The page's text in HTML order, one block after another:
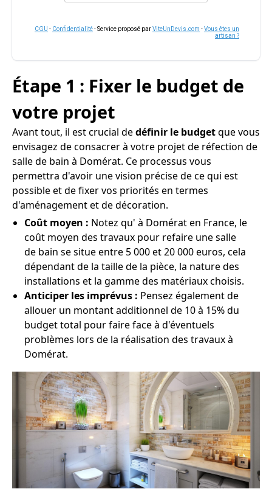
CGU - Confidentialité- Service proposé parViteUnDevis.com -Vous êtes un
artisan ?
Étape 1 : Fixer le budget de
votre projet
Avant tout, il est crucial dedéfinir le budgetque vous
envisagez de consacrer à votre projet de réfection de
salle de bain à Domérat. Ce processus vous
permettra d'avoir une vision précise de ce qui est
possible et de fixer vos priorités en termes
d'aménagement et de décoration.
Coût moyen : Notez qu' à Domérat en France, le
coût moyen des travaux pour refaire une salle
de bain se situe entre 5 000 et 20 000 euros, cela
dépendant de la taille de la pièce, la nature des
installations et la gamme des matériaux choisis.
Anticiper les imprévus : Pensez également de
allouer un montant additionnel de 10 à 15% du
budget total pour faire face à d'éventuels
problèmes lors de la réalisation des travaux à
Domérat.